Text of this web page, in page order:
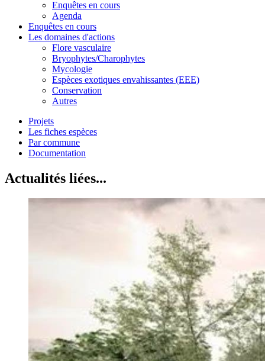
Enquêtes en cours
Agenda
Enquêtes en cours
Les domaines d'actions
Flore vasculaire
Bryophytes/Charophytes
Mycologie
Espèces exotiques envahissantes (EEE)
Conservation
Autres
Projets
Les fiches espèces
Par commune
Documentation
Actualités liées...